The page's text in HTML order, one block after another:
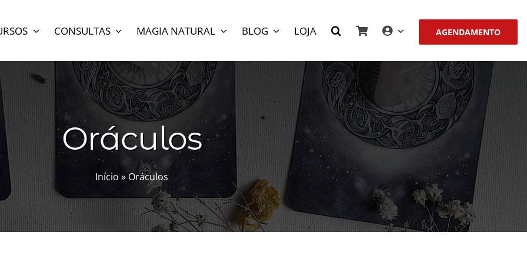
CONSULTAS MAGIA NATURAL BLOG LOJA AGENDAMENTO
Oráculos
Início » Oráculos